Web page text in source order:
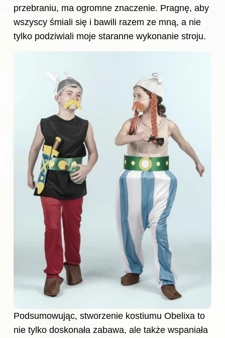
przebraniu, ma ogromne znaczenie. Pragnę, aby
wszyscy śmiali się i bawili razem ze mną, a nie
tylko podziwiali moje staranne wykonanie stroju.
Podsumowując, stworzenie kostiumu Obelixa to
nie tylko doskonała zabawa, ale także wspaniała